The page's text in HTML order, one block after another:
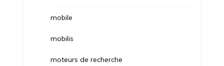
mobile
mobilis
moteurs de recherche